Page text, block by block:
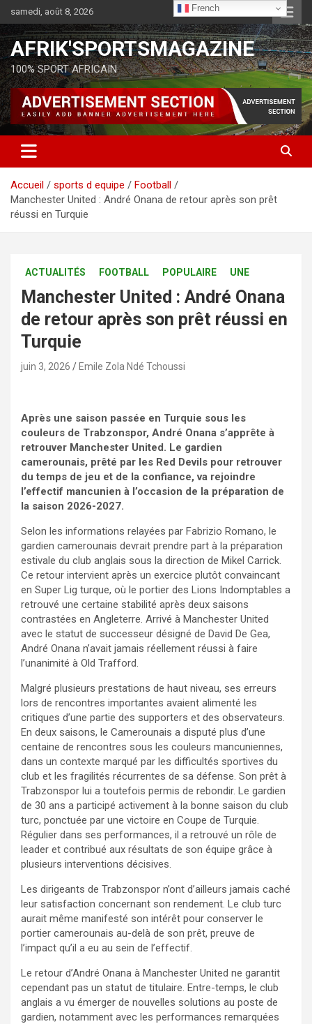
samedi, août 8, 2026
AFRIK'SPORTSMAGAZINE
100% SPORT AFRICAIN
Accueil sports d equipe
Football
Manchester United : André Onana de retour après son prêt
réussi en Turquie
ACTUALITÉS FOOTBALL POPULAIRE UNE
Manchester United : André Onana
de retour après son prêt réussi en
Turquie
juin 3, 2026 Emile Zola Ndé Tchoussi
Après une saison passée en Turquie sous les
couleurs de Trabzonspor, André Onana s’apprête à
retrouver Manchester United. Le gardien
camerounais, prêté par les Red Devils pour retrouver
du temps de jeu et de la confiance, va rejoindre
l’effectif mancunien à l’occasion de la préparation de
la saison 2026-2027.
Selon les informations relayées par Fabrizio Romano, le
gardien camerounais devrait prendre part à la préparation
estivale du club anglais sous la direction de Mikel Carrick.
Ce retour intervient après un exercice plutôt convaincant
en Super Lig turque, où le portier des Lions Indomptables a
retrouvé une certaine stabilité après deux saisons
contrastées en Angleterre. Arrivé à Manchester United
avec le statut de successeur désigné de David De Gea,
André Onana n’avait jamais réellement réussi à faire
l’unanimité à Old Trafford.
Malgré plusieurs prestations de haut niveau, ses erreurs
lors de rencontres importantes avaient alimenté les
critiques d’une partie des supporters et des observateurs.
En deux saisons, le Camerounais a disputé plus d’une
centaine de rencontres sous les couleurs mancuniennes,
dans un contexte marqué par les difficultés sportives du
club et les fragilités récurrentes de sa défense. Son prêt à
Trabzonspor lui a toutefois permis de rebondir. Le gardien
de 30 ans a participé activement à la bonne saison du club
turc, ponctuée par une victoire en Coupe de Turquie.
Régulier dans ses performances, il a retrouvé un rôle de
leader et contribué aux résultats de son équipe grâce à
plusieurs interventions décisives.
Les dirigeants de Trabzonspor n’ont d’ailleurs jamais caché
leur satisfaction concernant son rendement. Le club turc
aurait même manifesté son intérêt pour conserver le
portier camerounais au-delà de son prêt, preuve de
l’impact qu’il a eu au sein de l’effectif.
Le retour d’André Onana à Manchester United ne garantit
cependant pas un statut de titulaire. Entre-temps, le club
anglais a vu émerger de nouvelles solutions au poste de
gardien, notamment avec les performances remarquées
French